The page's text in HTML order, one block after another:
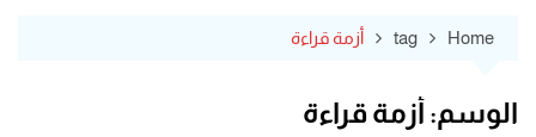
Home
tag أزمة قراءة
الوسم: أزمة قراءة